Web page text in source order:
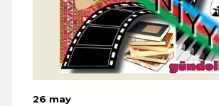
26 may